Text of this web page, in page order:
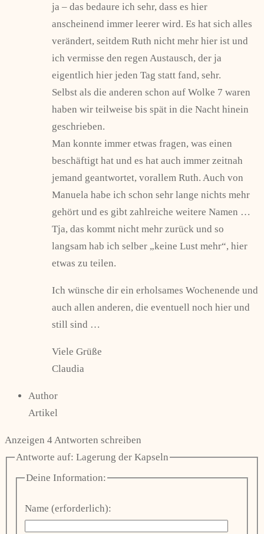
ja – das bedaure ich sehr, dass es hier
anscheinend immer leerer wird. Es hat sich alles
verändert, seitdem Ruth nicht mehr hier ist und
ich vermisse den regen Austausch, der ja
eigentlich hier jeden Tag statt fand, sehr.
Selbst als die anderen schon auf Wolke 7 waren
haben wir teilweise bis spät in die Nacht hinein
geschrieben.
Man konnte immer etwas fragen, was einen
beschäftigt hat und es hat auch immer zeitnah
jemand geantwortet, vorallem Ruth. Auch von
Manuela habe ich schon sehr lange nichts mehr
gehört und es gibt zahlreiche weitere Namen …
Tja, das kommt nicht mehr zurück und so
langsam hab ich selber „keine Lust mehr“, hier
etwas zu teilen.
Ich wünsche dir ein erholsames Wochenende und
auch allen anderen, die eventuell noch hier und
still sind …
Viele Grüße
Claudia
Author
Artikel
Anzeigen 4 Antworten schreiben
Antworte auf: Lagerung der Kapseln
Deine Information:
Name (erforderlich):